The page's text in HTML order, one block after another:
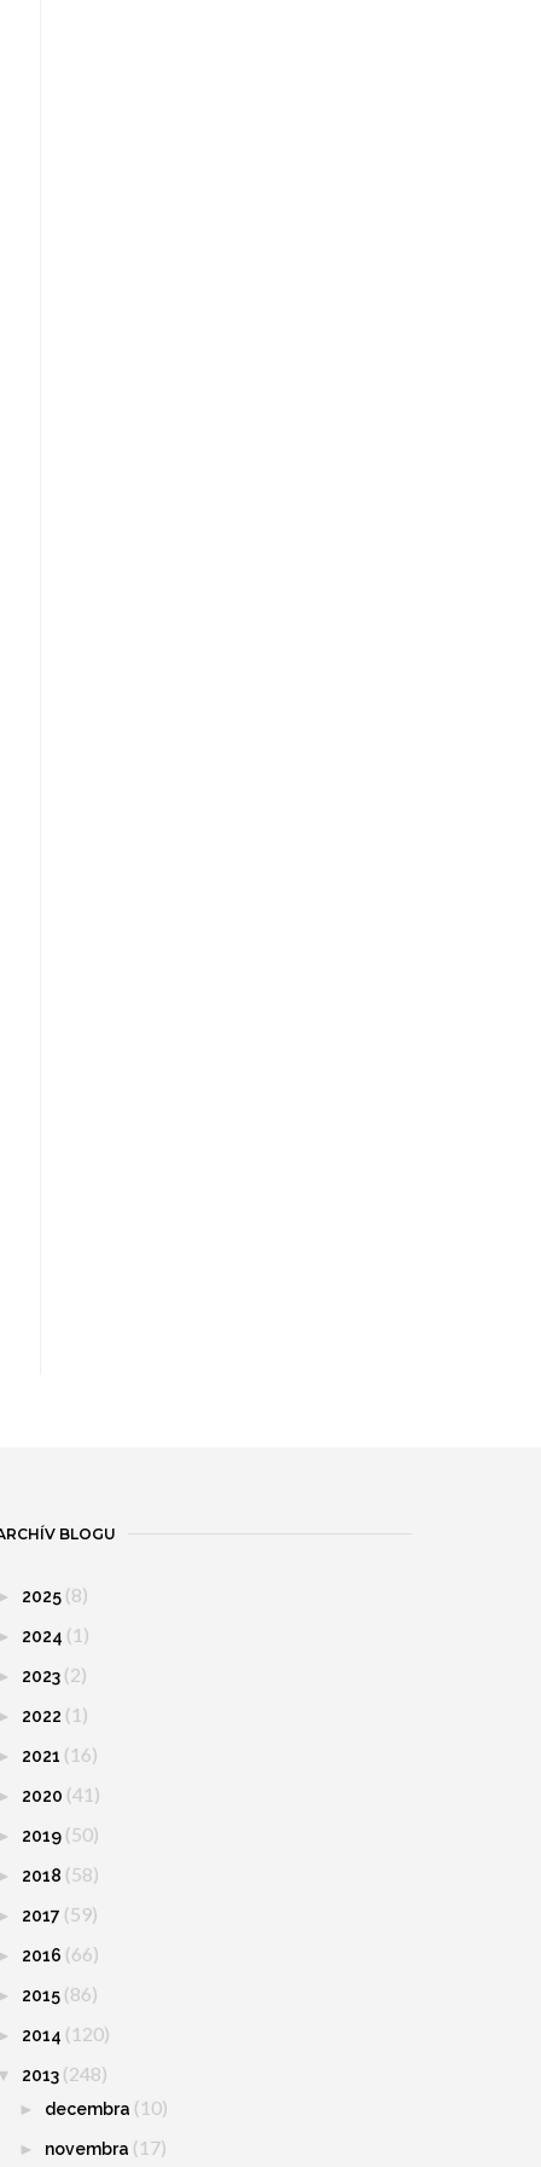
BLOGU
► 2025 (8)
► 2024 (1)
► 2023 (2)
► 2022 (1)
► 2021 (16)
► 2020 (41)
► 2019 (50)
► 2018 (58)
► 2017 (59)
► 2016 (66)
► 2015 (86)
► 2014 (120)
▼ 2013 (248)
► decembra (10)
► novembra (17)